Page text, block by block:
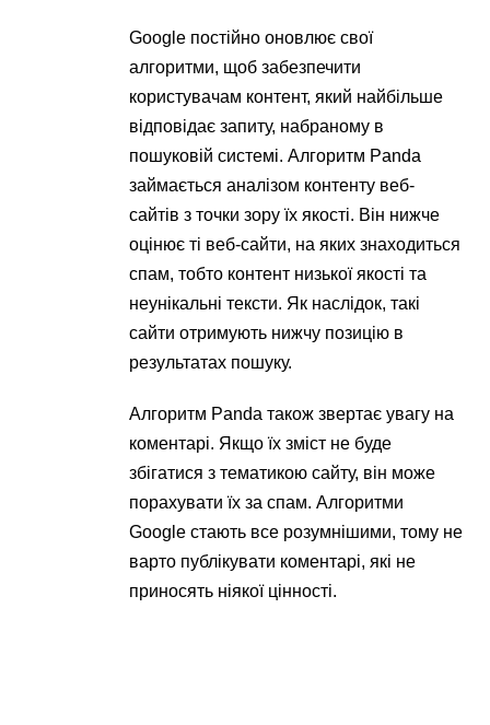
Google постійно оновлює свої
алгоритми, щоб забезпечити
користувачам контент, який найбільше
відповідає запиту, набраному в
пошуковій системі. Алгоритм Panda
займається аналізом контенту веб-
сайтів з точки зору їх якості. Він нижче
оцінює ті веб-сайти, на яких знаходиться
спам, тобто контент низької якості та
неунікальні тексти. Як наслідок, такі
сайти отримують нижчу позицію в
результатах пошуку.
Алгоритм Panda також звертає увагу на
коментарі. Якщо їх зміст не буде
збігатися з тематикою сайту, він може
порахувати їх за спам. Алгоритми
Google стають все розумнішими, тому не
варто публікувати коментарі, які не
приносять ніякої цінності.